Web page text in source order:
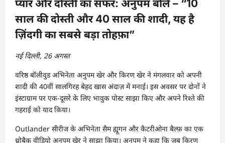
प्यार और दोस्ती का सफर: अनुपम बोले – “10
साल की दोस्ती और 40 साल की शादी, यह है
ज़िंदगी का सबसे बड़ा तोहफ़ा”
नई दिल्ली, 26 अगस्त
वरिष्ठ बॉलीवुड अभिनेता अनुपम खेर और किरण खेर ने मंगलवार को अपनी
शादी की 40वीं सालगिरह बेहद खास अंदाज़ में मनाई। इस अवसर पर दोनों ने
इंस्टाग्राम पर एक-दूसरे के लिए भावुक पोस्ट साझा किए और अपने रिश्ते की
गहराई को याद किया।
Outlander सीरीज के अभिनेता सैम ह्यूगन और कैटरीओना बैल्फ़ का एक
थ्रोबैक वीडियो अनुपम खेर ने साझा किया। अनुपम ने कहा कि जब किरण